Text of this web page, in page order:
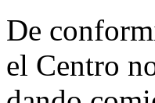
De
el Centro